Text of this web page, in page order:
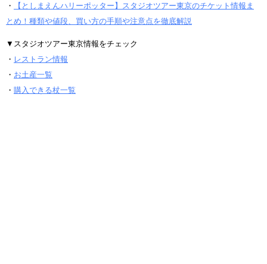
・
【としまえんハリーポッター】スタジオツアー東京のチケット情報ま
とめ！種類や値段、買い方の手順や注意点を徹底解説
▼スタジオツアー東京情報をチェック
・ レストラン情報
・ お土産一覧
・ 購入できる杖一覧